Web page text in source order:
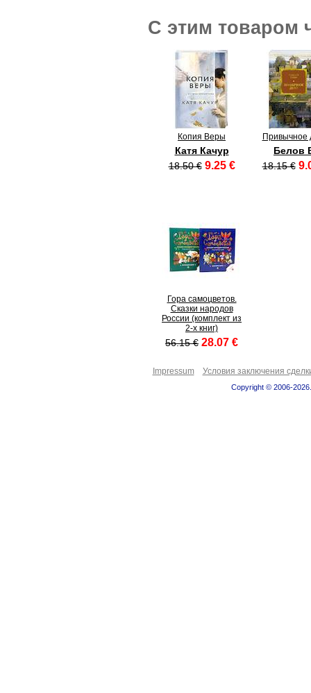
С этим товаром
Копия Веры
Катя Качур
18.50 € 9.25 €
Привычное
Белов
18.15 €
Гора самоцветов.
Сказки народов
России (комплект из
2-х книг)
56.15 € 28.07 €
Impressum Условия заключения
Copyright © 2006-